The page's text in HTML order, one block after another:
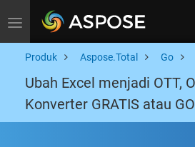
Toggle navigation
Produk Aspose.Total Go
Ubah Excel menjadi OTT,
Konverter GRATIS atau